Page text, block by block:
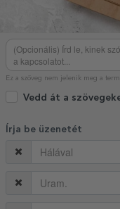
Ez a szöveg nem jelenik meg a
Vedd át a
Írja be üzenetét